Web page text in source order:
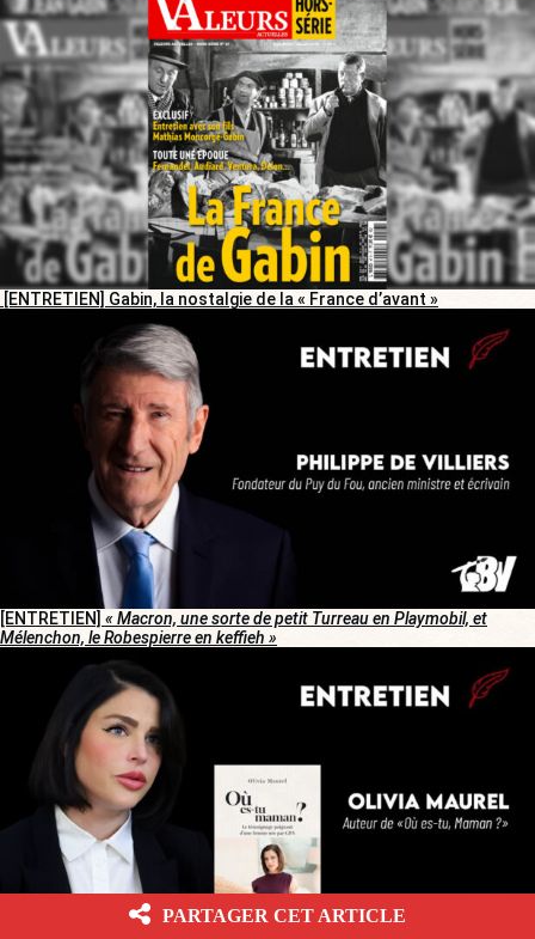
[ENTRETIEN] Gabin, la nostalgie de la « France d’avant »
[ENTRETIEN] « Macron, une sorte de petit Turreau en Playmobil, et
Mélenchon, le Robespierre en keffieh »
PARTAGER CET ARTICLE